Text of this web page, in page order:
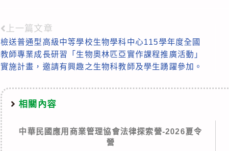
Read
more
articles
上一篇文章
檢送普通型高級中等學校生物學科中心115學年度全國
教師專業成長研習「生物奧林匹亞實作課程推廣活動」
實施計畫，邀請有興趣之生物科教師及學生踴躍參加。
相關內容
中華民國應用商業管理協會法律探索營-2026夏令
營